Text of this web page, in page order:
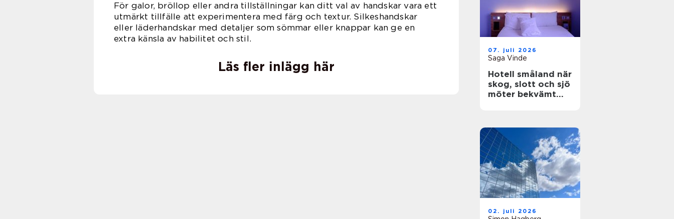
För galor, bröllop eller andra tillställningar kan ditt val av handskar vara ett
utmärkt tillfälle att experimentera med färg och textur. Silkeshandskar
eller läderhandskar med detaljer som sömmar eller knappar kan ge en
extra känsla av habilitet och stil.
Läs fler inlägg här
07. juli 2026
Saga Vinde
Hotell småland när
skog, slott och sjö
möter bekvämt
02. juli 2026